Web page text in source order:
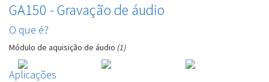
GA150 - Gravação de áudio
O que é?
Módulo de aquisição de áudio (1)
Aplicações